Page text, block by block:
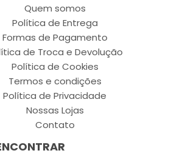
Quem somos
Política de Entrega
Formas de Pagamento
de Troca e Devolução
Política de Cookies
Termos e condições
Política de Privacidade
Nossas Lojas
Contato